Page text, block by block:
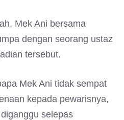
Mek Ani bersama
dengan seorang ustaz
tersebut.
Mek Ani tidak sempat
kepada pewarisnya,
selepas